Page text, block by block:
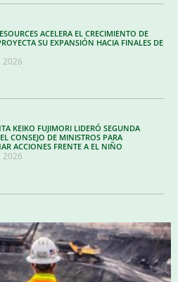
ACELERA EL CRECIMIENTO DE
SU EXPANSIÓN HACIA FINALES DE
2026
KEIKO FUJIMORI LIDERÓ SEGUNDA
CONSEJO DE MINISTROS PARA
ACCIONES FRENTE A EL NIÑO
2026